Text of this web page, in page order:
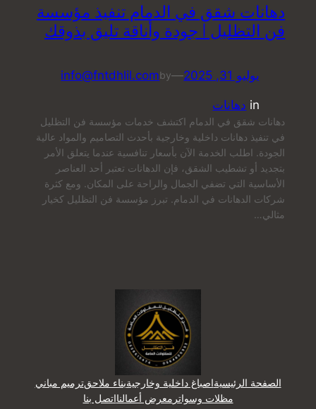
دهانات شقق في الدمام تنفيذ مؤسسة
فن التظليل | جودة وأناقة تليق بذوقك
يوليو 31, 2025 —
by
info@fntdhlil.com
in دهانات
دهانات شقق في الدمام اكتشف خدمات مؤسسة فن التظليل
في تنفيذ دهانات داخلية وخارجية بأحدث التصاميم والمواد عالية
الجودة. اطلب الخدمة الآن بأسعار تنافسية عندما يتعلق الأمر
بتجديد أو تشطيب الشقق، فإن الدهانات تعتبر أحد العناصر
الأساسية التي تضفي الجمال والراحة على المكان. ومع كثرة
شركات الدهانات في الدمام. تبرز مؤسسة فن التظليل كخيار
مثالي…
الصفحة الرئيسيةاصباغ داخلية وخارجيةبناء ملاحقترميم مباني
مظلات وسواتر معرض أعمالنااتصل بنا